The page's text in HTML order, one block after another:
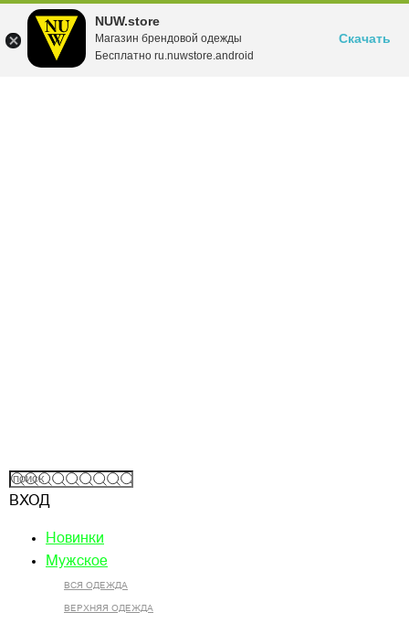
NUW.store
Магазин брендовой одежды
Бесплатно ru.nuwstore.android
Скачать
ВХОД
Новинки
Мужское
ВСЯ ОДЕЖДА
ВЕРХНЯЯ ОДЕЖДА